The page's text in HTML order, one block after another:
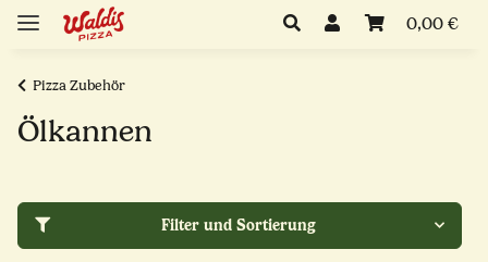
0,00 €
Pizza Zubehör
Ölkannen
Filter und Sortierung